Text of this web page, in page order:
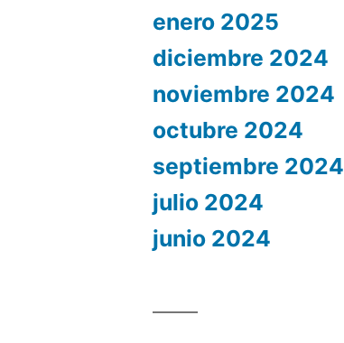
enero 2025
diciembre 2024
noviembre 2024
octubre 2024
septiembre 2024
julio 2024
junio 2024